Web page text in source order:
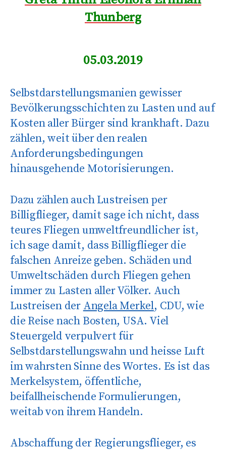
Thunberg
05.03.2019
Selbstdarstellungsmanien gewisser
Bevölkerungsschichten zu Lasten und auf
Kosten aller Bürger sind krankhaft. Dazu
zählen, weit über den realen
Anforderungsbedingungen
hinausgehende Motorisierungen.
Dazu zählen auch Lustreisen per
Billigflieger, damit sage ich nicht, dass
teures Fliegen umweltfreundlicher ist,
ich sage damit, dass Billigflieger die
falschen Anreize geben. Schäden und
Umweltschäden durch Fliegen gehen
immer zu Lasten aller Völker. Auch
Lustreisen der Angela Merkel, CDU, wie
die Reise nach Bosten, USA. Viel
Steuergeld verpulvert für
Selbstdarstellungswahn und heisse Luft
im wahrsten Sinne des Wortes. Es ist das
Merkelsystem, öffentliche,
beifallheischende Formulierungen,
weitab von ihrem Handeln.
Abschaffung der Regierungsflieger, es